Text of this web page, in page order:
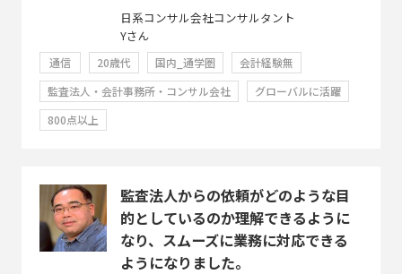
日系コンサル会社コンサルタント
Yさん
通信 20歳代 国内_通学圏
会計経験無
監査法人・会計事務所・コンサル会社
グローバルに活躍
800点以上
監査法人からの依頼がどのような目
的としているのか理解できるように
なり、スムーズに業務に対応できる
ようになりました。